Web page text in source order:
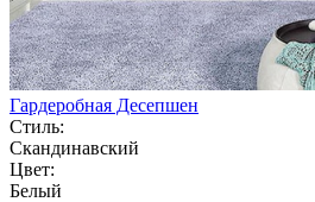
Гардеробная Десепшен
Стиль:
Скандинавский
Цвет:
Белый